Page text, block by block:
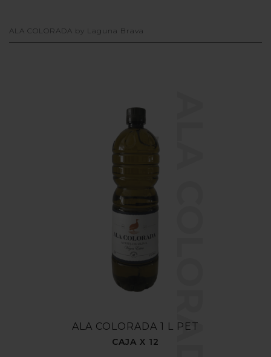
ALA COLORADA by Laguna Brava
ALA COLORADA
ALA COLORADA 1 L PET
CAJA X 12